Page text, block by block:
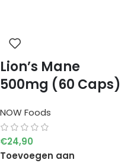
Lion’s Mane
500mg (60 Caps)
NOW Foods
€24,90
Toevoegen aan